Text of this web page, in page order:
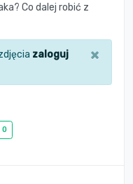
Co dalej robić z
zaloguj
×
0